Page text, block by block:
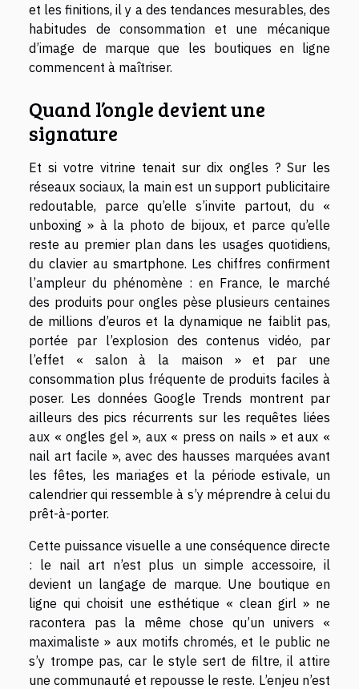
et les finitions, il y a des tendances mesurables, des
habitudes de consommation et une mécanique
d’image de marque que les boutiques en ligne
commencent à maîtriser.
Quand l’ongle devient une
signature
Et si votre vitrine tenait sur dix ongles ? Sur les
réseaux sociaux, la main est un support publicitaire
redoutable, parce qu’elle s’invite partout, du «
unboxing » à la photo de bijoux, et parce qu’elle
reste au premier plan dans les usages quotidiens,
du clavier au smartphone. Les chiffres confirment
l’ampleur du phénomène : en France, le marché
des produits pour ongles pèse plusieurs centaines
de millions d’euros et la dynamique ne faiblit pas,
portée par l’explosion des contenus vidéo, par
l’effet « salon à la maison » et par une
consommation plus fréquente de produits faciles à
poser. Les données Google Trends montrent par
ailleurs des pics récurrents sur les requêtes liées
aux « ongles gel », aux « press on nails » et aux «
nail art facile », avec des hausses marquées avant
les fêtes, les mariages et la période estivale, un
calendrier qui ressemble à s’y méprendre à celui du
prêt-à-porter.
Cette puissance visuelle a une conséquence directe
: le nail art n’est plus un simple accessoire, il
devient un langage de marque. Une boutique en
ligne qui choisit une esthétique « clean girl » ne
racontera pas la même chose qu’un univers «
maximaliste » aux motifs chromés, et le public ne
s’y trompe pas, car le style sert de filtre, il attire
une communauté et repousse le reste. L’enjeu n’est